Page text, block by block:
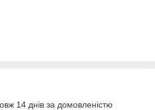
14 днів за домовленістю